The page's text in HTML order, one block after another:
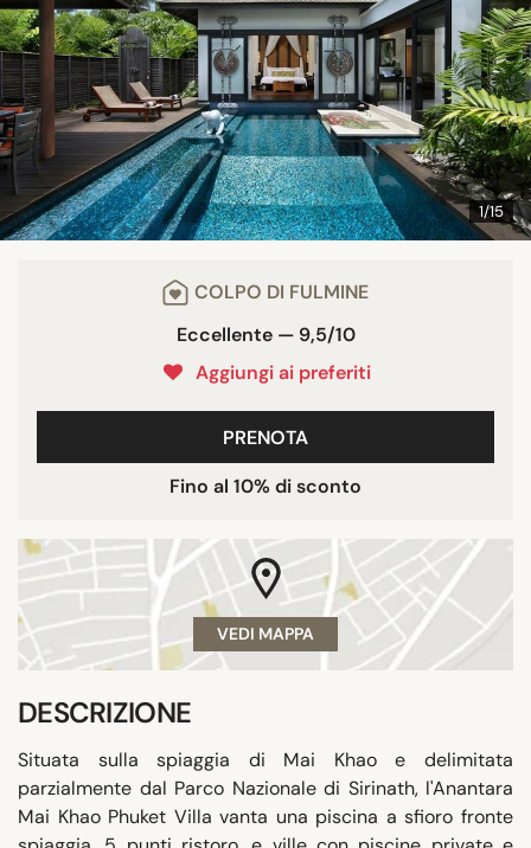
1/15
COLPO DI FULMINE
Eccellente — 9,5/10
Aggiungi ai preferiti
PRENOTA
Fino al 10% di sconto
VEDI MAPPA
DESCRIZIONE
Situata sulla spiaggia di Mai Khao e delimitata
parzialmente dal Parco Nazionale di Sirinath, l'Anantara
Mai Khao Phuket Villa vanta una piscina a sfioro fronte